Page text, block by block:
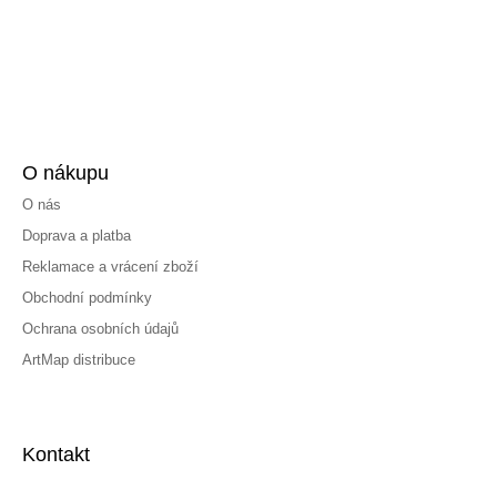
O nákupu
O nás
Doprava a platba
Reklamace a vrácení zboží
Obchodní podmínky
Ochrana osobních údajů
ArtMap distribuce
Kontakt